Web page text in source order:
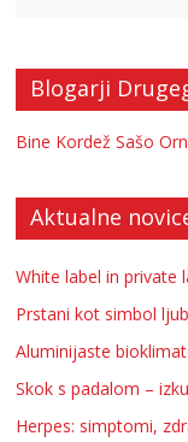
Blogarji
Bine Kordež Sašo
Aktualne
White label in private
Prstani kot simbol
Aluminijaste
Skok s padalom –
Herpes: simptomi,